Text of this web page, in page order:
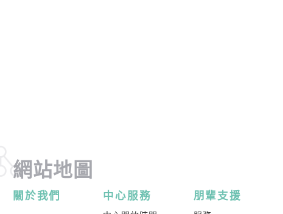
《強迫症家屬實務課程》
為強迫症患者家屬提供一個有系統的課程，
網站地圖
關於我們 中心服務 朋輩支援